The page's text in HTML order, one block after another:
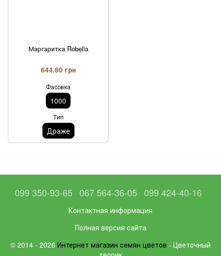
Маргаритка Robella
644.80 грн
Фасовка
1000
Тип
Драже
099 350-93-65 067 564-36-05 099 424-40-16
Контактная информация
Полная версия сайта
© 2014 - 2026 Интернет магазин семян цветов - Цветочный